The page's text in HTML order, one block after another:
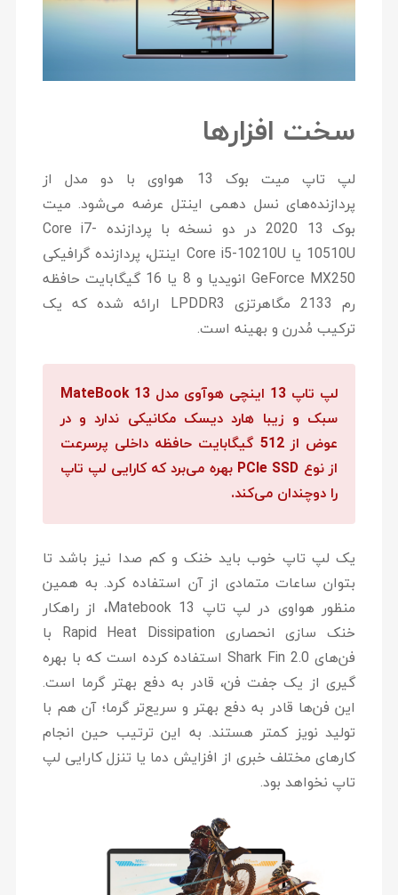
سخت افزارها
لپ تاپ میت بوک 13 هواوی با دو مدل از
پردازنده‌های نسل دهمی اینتل عرضه می‌شود. میت
بوک 13 2020 در دو نسخه با پردازنده Core i7-
10510U یا Core i5-10210U اینتل، پردازنده گرافیکی
GeForce MX250 انویدیا و 8 یا 16 گیگابایت حافظه
رم 2133 مگاهرتزی LPDDR3 ارائه شده که یک
ترکیب مُدرن و بهینه است.
لپ تاپ 13 اینچی هوآوی مدل MateBook 13
سبک و زیبا هارد دیسک مکانیکی ندارد و در
عوض از 512 گیگابایت حافظه داخلی پرسرعت
از نوع PCIe SSD بهره می‌برد که کارایی لپ تاپ
را دوچندان می‌کند.
یک لپ تاپ خوب باید خنک و کم صدا نیز باشد تا
بتوان ساعات متمادی از آن استفاده کرد. به همین
منظور هواوی در لپ تاپ Matebook 13، از راهکار
خنک سازی انحصاری Rapid Heat Dissipation با
فن‌های Shark Fin 2.0 استفاده کرده است که با بهره
گیری از یک جفت فن، قادر به دفع بهتر گرما است.
این فن‌ها قادر به دفع بهتر و سریع‌تر گرما؛ آن هم با
تولید نویز کمتر هستند. به این ترتیب حین انجام
کارهای مختلف خبری از افزایش دما یا تنزل کارایی لپ
تاپ نخواهد بود.